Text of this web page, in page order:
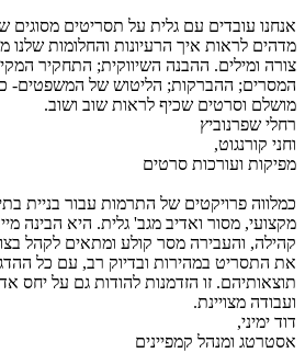
אנחנו עובדים עם גלית על תסריטים מסוגים
מדהים לראות איך הרעיונות והחלומות שלנו
צורה ומילים. ההבנה השיווקית; התחקיר
המסרים; ההברקות; הליטוש של המשפטים-
מושלם וסרטים שכיף לראות שוב ושוב.
רחלי שפרנוביץ
וחני קורנגוט,
מפיקות ועורכות סרטים
כמלווה פרויקטים של התרמות עבור בניית
מקצועי, מסור ואדיב מגב' גלית. היא הבינה
קהילה, והעבירה מסר קולע ומתאים לקהל
את התסריט במהירות ובדיוק רב, עם כל
תוצאותיהם. זו הזדמנות להודות גם על יחס
ועבודה מצויינת.
דוד ימיני,
אסטרטג ומנהל קמפיינים